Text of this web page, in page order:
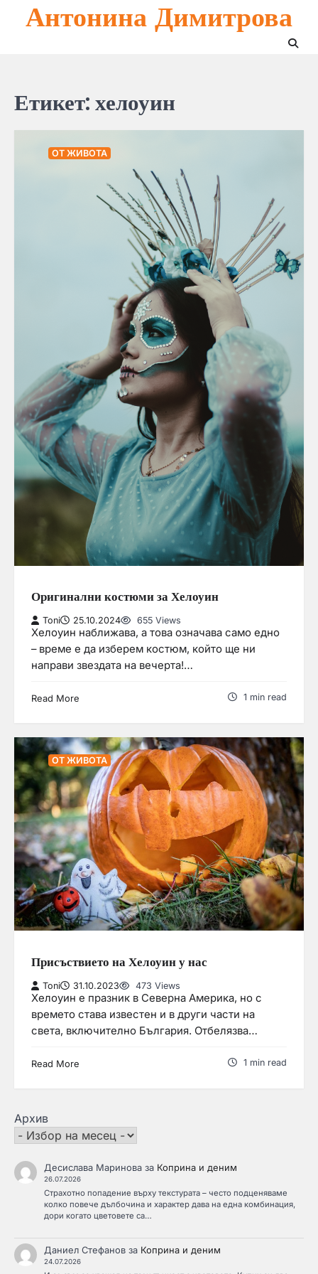
Антонина Димитрова
Етикет:хелоуин
ОТ ЖИВОТА
Оригинални костюми за Хелоуин
Toni 25.10.2024 655 Views
Хелоуин наближава, а това означава само едно
– време е да изберем костюм, който ще ни
направи звездата на вечерта!…
Read More 1 min read
ОТ ЖИВОТА
Присъствието на Хелоуин у нас
Toni 31.10.2023 473 Views
Хелоуин е празник в Северна Америка, но с
времето става известен и в други части на
света, включително България. Отбелязва…
Read More 1 min read
Архив
Десислава Мариноваза Коприна и деним
26.07.2026
Страхотно попадение върху текстурата – често подценяваме
колко повече дълбочина и характер дава на една комбинация,
дори когато цветовете са…
Даниел Стефановза Коприна и деним
24.07.2026